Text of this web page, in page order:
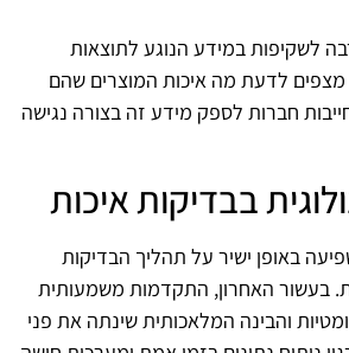
לשקיפות במידע הנוגע לתוצאות
מצפים לדעת מה איכות המוצרים שהם
חברות לספק מידע זה בצורה נגישה
בבדיקות איכות
באופן ישיר על תהליך הבדיקות
בעשור האחרון, התקדמות משמעותית
והבינה המלאכותית שינתה את פני